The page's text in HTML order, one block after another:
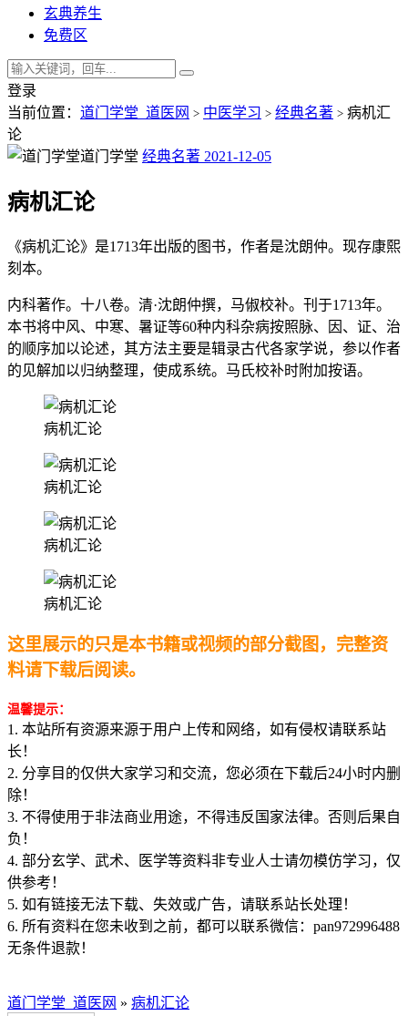
玄典养生
免费区
登录
当前位置： 道门学堂_道医网 > 中医学习 > 经典名著 > 病机汇
论
道门学堂 经典名著 2021-12-05
病机汇论
《病机汇论》是1713年出版的图书，作者是沈朗仲。现存康熙
刻本。
内科著作。十八卷。清·沈朗仲撰，马俶校补。刊于1713年。
本书将中风、中寒、暑证等60种内科杂病按照脉、因、证、治
的顺序加以论述，其方法主要是辑录古代各家学说，参以作者
的见解加以归纳整理，使成系统。马氏校补时附加按语。
病机汇论
病机汇论
病机汇论
病机汇论
这里展示的只是本书籍或视频的部分截图，完整资
料请下载后阅读。
温馨提示：
1. 本站所有资源来源于用户上传和网络，如有侵权请联系站
长！
2. 分享目的仅供大家学习和交流，您必须在下载后24小时内删
除！
3. 不得使用于非法商业用途，不得违反国家法律。否则后果自
负！
4. 部分玄学、武术、医学等资料非专业人士请勿模仿学习，仅
供参考！
5. 如有链接无法下载、失效或广告，请联系站长处理！
6. 所有资料在您未收到之前，都可以联系微信：pan972996488
无条件退款！
道门学堂_道医网 » 病机汇论